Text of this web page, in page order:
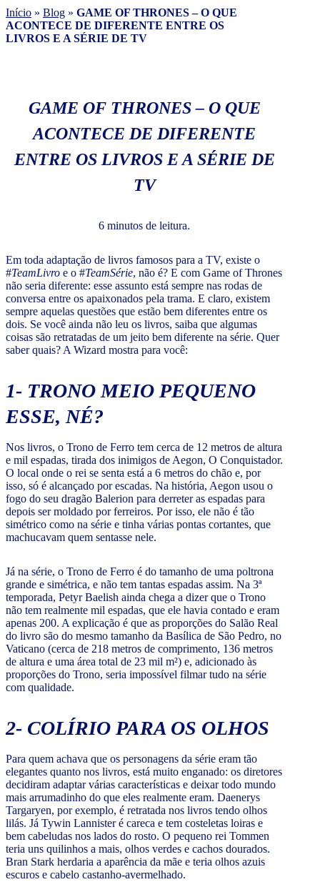
Início » Blog » GAME OF THRONES – O QUE
ACONTECE DE DIFERENTE ENTRE OS
LIVROS E A SÉRIE DE TV
GAME OF THRONES – O QUE
ACONTECE DE DIFERENTE
ENTRE OS LIVROS E A SÉRIE DE
TV
6 minutos de leitura.
Em toda adaptação de livros famosos para a TV, existe o
#TeamLivro e o #TeamSérie, não é? E com Game of Thrones
não seria diferente: esse assunto está sempre nas rodas de
conversa entre os apaixonados pela trama. E claro, existem
sempre aquelas questões que estão bem diferentes entre os
dois. Se você ainda não leu os livros, saiba que algumas
coisas são retratadas de um jeito bem diferente na série. Quer
saber quais? A Wizard mostra para você:
1- TRONO MEIO PEQUENO
ESSE, NÉ?
Nos livros, o Trono de Ferro tem cerca de 12 metros de altura
e mil espadas, tirada dos inimigos de Aegon, O Conquistador.
O local onde o rei se senta está a 6 metros do chão e, por
isso, só é alcançado por escadas. Na história, Aegon usou o
fogo do seu dragão Balerion para derreter as espadas para
depois ser moldado por ferreiros. Por isso, ele não é tão
simétrico como na série e tinha várias pontas cortantes, que
machucavam quem sentasse nele.
Já na série, o Trono de Ferro é do tamanho de uma poltrona
grande e simétrica, e não tem tantas espadas assim. Na 3ª
temporada, Petyr Baelish ainda chega a dizer que o Trono
não tem realmente mil espadas, que ele havia contado e eram
apenas 200. A explicação é que as proporções do Salão Real
do livro são do mesmo tamanho da Basílica de São Pedro, no
Vaticano (cerca de 218 metros de comprimento, 136 metros
de altura e uma área total de 23 mil m²) e, adicionado às
proporções do Trono, seria impossível filmar tudo na série
com qualidade.
2- COLÍRIO PARA OS OLHOS
Para quem achava que os personagens da série eram tão
elegantes quanto nos livros, está muito enganado: os diretores
decidiram adaptar várias características e deixar todo mundo
mais arrumadinho do que eles realmente eram. Daenerys
Targaryen, por exemplo, é retratada nos livros tendo olhos
lilás. Já Tywin Lannister é careca e tem costeletas loiras e
bem cabeludas nos lados do rosto. O pequeno rei Tommen
teria uns quilinhos a mais, olhos verdes e cachos dourados.
Bran Stark herdaria a aparência da mãe e teria olhos azuis
escuros e cabelo castanho-avermelhado.